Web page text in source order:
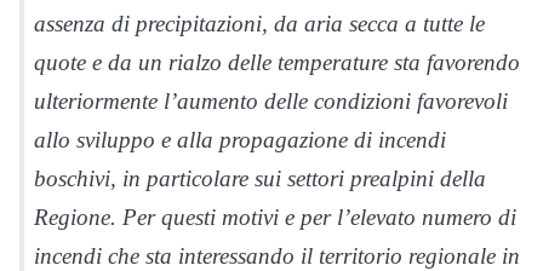
assenza di precipitazioni, da aria secca a tutte le
quote e da un rialzo delle temperature sta favorendo
ulteriormente l’aumento delle condizioni favorevoli
allo sviluppo e alla propagazione di incendi
boschivi, in particolare sui settori prealpini della
Regione. Per questi motivi e per l’elevato numero di
incendi che sta interessando il territorio regionale in